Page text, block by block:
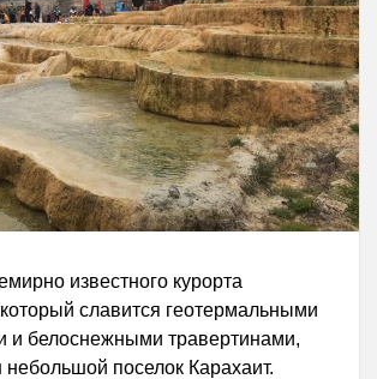
известного курорта
славится геотермальными
и белоснежными травертинами,
поселок Карахаит.